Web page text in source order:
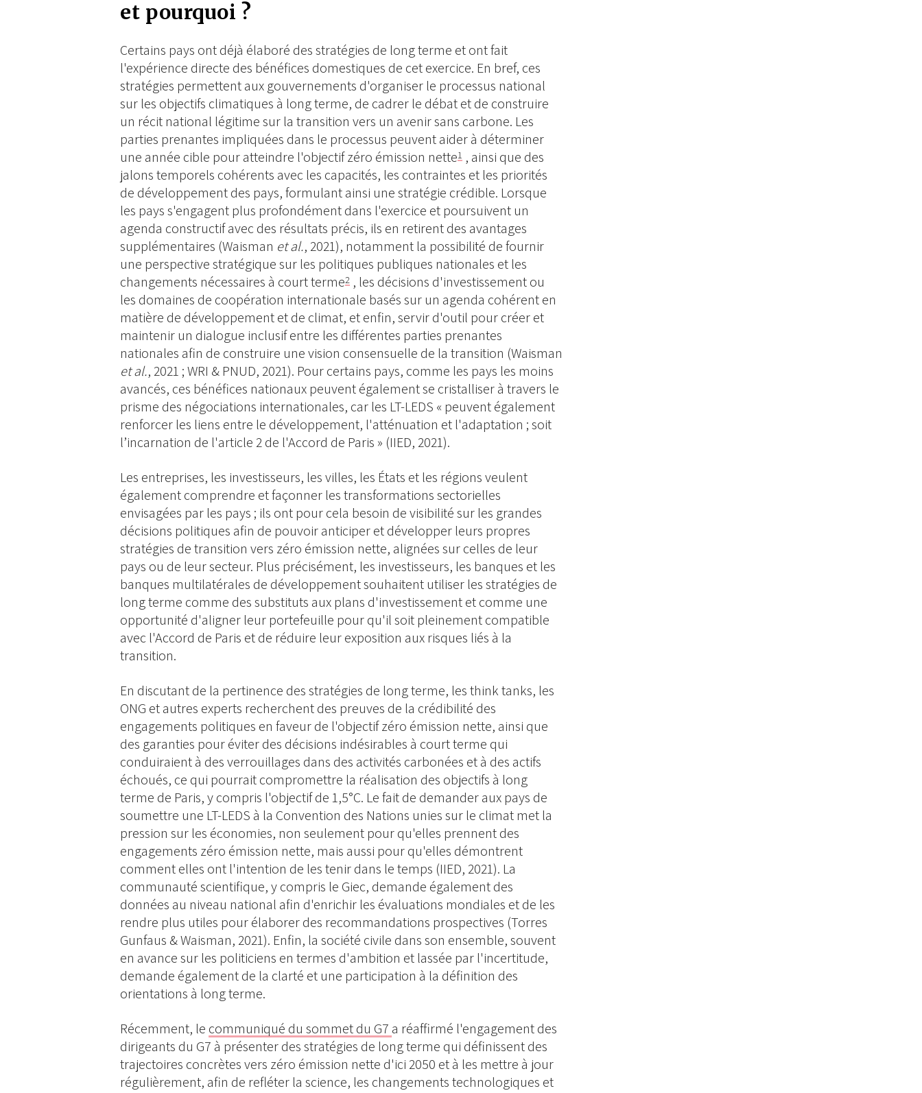
et pourquoi ?
Certains pays ont déjà élaboré des stratégies de long terme et ont fait
l'expérience directe des bénéfices domestiques de cet exercice. En bref, ces
stratégies permettent aux gouvernements d'organiser le processus national
sur les objectifs climatiques à long terme, de cadrer le débat et de construire
un récit national légitime sur la transition vers un avenir sans carbone. Les
parties prenantes impliquées dans le processus peuvent aider à déterminer
une année cible pour atteindre l'objectif zéro émission nette1 , ainsi que des
jalons temporels cohérents avec les capacités, les contraintes et les priorités
de développement des pays, formulant ainsi une stratégie crédible. Lorsque
les pays s'engagent plus profondément dans l'exercice et poursuivent un
agenda constructif avec des résultats précis, ils en retirent des avantages
supplémentaires (Waisman et al., 2021), notamment la possibilité de fournir
une perspective stratégique sur les politiques publiques nationales et les
changements nécessaires à court terme2 , les décisions d'investissement ou
les domaines de coopération internationale basés sur un agenda cohérent en
matière de développement et de climat, et enfin, servir d'outil pour créer et
maintenir un dialogue inclusif entre les différentes parties prenantes
nationales afin de construire une vision consensuelle de la transition (Waisman
et al., 2021 ; WRI & PNUD, 2021). Pour certains pays, comme les pays les moins
avancés, ces bénéfices nationaux peuvent également se cristalliser à travers le
prisme des négociations internationales, car les LT-LEDS « peuvent également
renforcer les liens entre le développement, l'atténuation et l'adaptation ; soit
l’incarnation de l'article 2 de l'Accord de Paris » (IIED, 2021).
Les entreprises, les investisseurs, les villes, les États et les régions veulent
également comprendre et façonner les transformations sectorielles
envisagées par les pays ; ils ont pour cela besoin de visibilité sur les grandes
décisions politiques afin de pouvoir anticiper et développer leurs propres
stratégies de transition vers zéro émission nette, alignées sur celles de leur
pays ou de leur secteur. Plus précisément, les investisseurs, les banques et les
banques multilatérales de développement souhaitent utiliser les stratégies de
long terme comme des substituts aux plans d'investissement et comme une
opportunité d'aligner leur portefeuille pour qu'il soit pleinement compatible
avec l'Accord de Paris et de réduire leur exposition aux risques liés à la
transition.
En discutant de la pertinence des stratégies de long terme, les think tanks, les
ONG et autres experts recherchent des preuves de la crédibilité des
engagements politiques en faveur de l'objectif zéro émission nette, ainsi que
des garanties pour éviter des décisions indésirables à court terme qui
conduiraient à des verrouillages dans des activités carbonées et à des actifs
échoués, ce qui pourrait compromettre la réalisation des objectifs à long
terme de Paris, y compris l'objectif de 1,5°C. Le fait de demander aux pays de
soumettre une LT-LEDS à la Convention des Nations unies sur le climat met la
pression sur les économies, non seulement pour qu'elles prennent des
engagements zéro émission nette, mais aussi pour qu'elles démontrent
comment elles ont l'intention de les tenir dans le temps (IIED, 2021). La
communauté scientifique, y compris le Giec, demande également des
données au niveau national afin d'enrichir les évaluations mondiales et de les
rendre plus utiles pour élaborer des recommandations prospectives (Torres
Gunfaus & Waisman, 2021). Enfin, la société civile dans son ensemble, souvent
en avance sur les politiciens en termes d'ambition et lassée par l'incertitude,
demande également de la clarté et une participation à la définition des
orientations à long terme.
Récemment, le communiqué du sommet du G7 a réaffirmé l'engagement des
dirigeants du G7 à présenter des stratégies de long terme qui définissent des
trajectoires concrètes vers zéro émission nette d'ici 2050 et à les mettre à jour
régulièrement, afin de refléter la science, les changements technologiques et